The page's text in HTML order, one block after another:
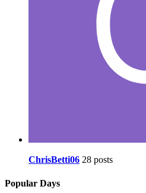
ChrisBetti06 28 posts
Popular Days